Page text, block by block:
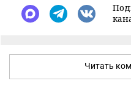
Читать